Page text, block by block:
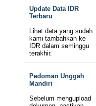
Update Data IDR
Terbaru
Lihat data yang sudah
kami tambahkan ke
IDR dalam seminggu
terakhir.
Pedoman Unggah
Mandiri
Sebelum mengupload